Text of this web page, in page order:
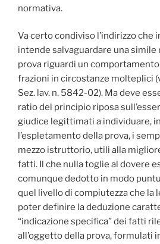
normativa.
Va certo condiviso l’indirizzo che
intende salvaguardare una simile
prova riguardi un comportamento
frazioni in circostanze molteplici
Sez. lav. n. 5842-02). Ma deve
ratio del principio riposa
giudice legittimati a individuare,
l’espletamento della prova, i
mezzo istruttorio, utili alla
fatti. Il che nulla toglie al dovere
comunque dedotto in modo
quel livello di compiutezza che la
poter definire la deduzione
“indicazione specifica” dei fatti
all’oggetto della prova, formulati